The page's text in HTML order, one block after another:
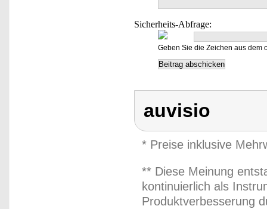
Sicherheits-Abfrage:
Geben Sie die Zeichen aus dem
auvisio
* Preise inklusive
** Diese Meinung
kontinuierlich als
Produktverbesserung